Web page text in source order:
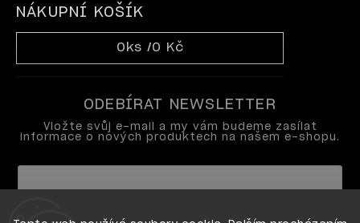
NÁKUPNÍ KOŠÍK
0 ks /0 Kč
ODEBÍRAT NEWSLETTER
Vložte svůj e-mail a my vám budeme zasílat
informace o nových produktech na našem e-shopu.